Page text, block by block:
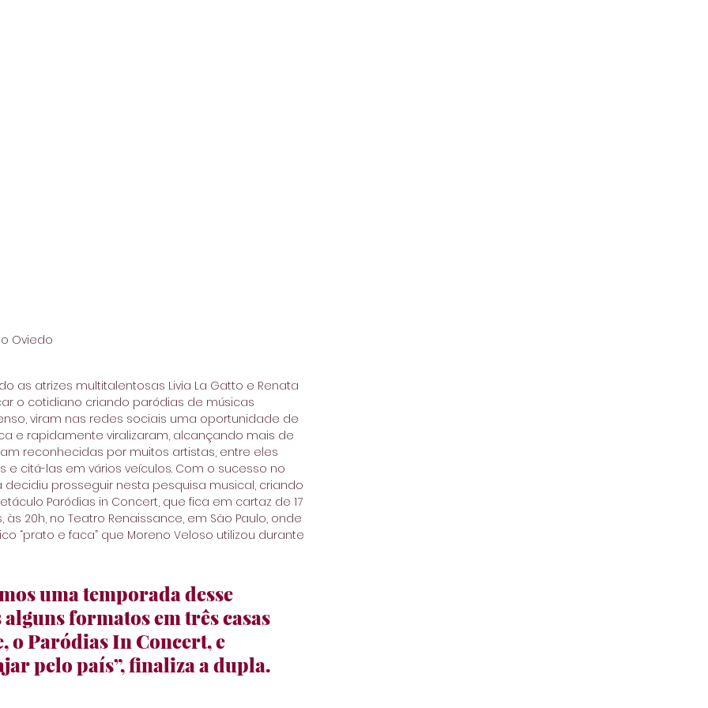
Oviedo
as atrizes multitalentosas Livia La Gatto e Renata
o cotidiano criando paródias de músicas
viram nas redes sociais uma oportunidade de
e rapidamente viralizaram, alcançando mais de
reconhecidas por muitos artistas, entre eles
citá-las em vários veículos. Com o sucesso no
prosseguir nesta pesquisa musical, criando
Paródias in Concert, que fica em cartaz de 17
20h, no Teatro Renaissance, em São Paulo, onde
“prato e faca” que Moreno Veloso utilizou durante
uma temporada desse
formatos em três casas
o Paródias In Concert, e
pelo país”, finaliza a dupla.